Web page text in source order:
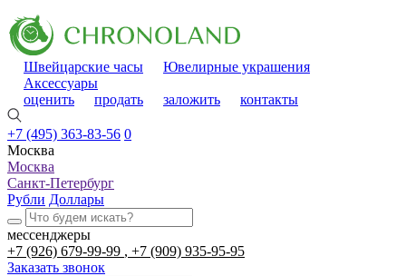
Швейцарские часы
Ювелирные украшения
Аксессуары
оценить
продать заложить контакты
+7 (495) 363-83-56 0
Москва
Москва
Санкт-Петербург
Рубли Доллары
мессенджеры
+7 (926) 679-99-99
+7 (909) 935-95-95
Заказать звонок